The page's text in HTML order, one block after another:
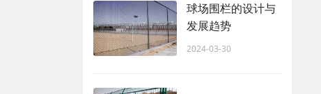
球场围栏的设计与
发展趋势
2024-03-30